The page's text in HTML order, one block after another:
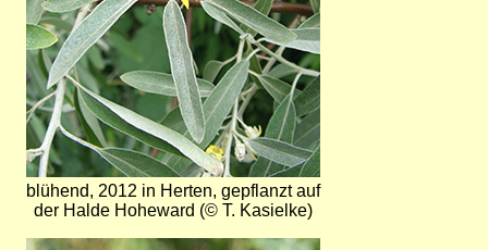
blühend, 2012 in Herten, gepflanzt auf
der Halde Hoheward (© T. Kasielke)